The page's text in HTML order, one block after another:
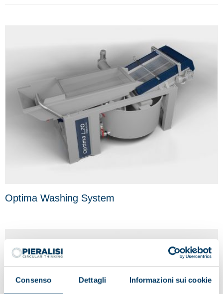
Consenso Dettagli Informazioni sui cookie
Optima Washing System